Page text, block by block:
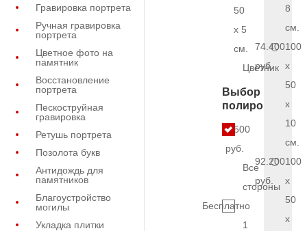
Гравировка портрета
Ручная гравировка
портрета
Цветное фото на
памятник
Восстановление
портрета
Пескоструйная
гравировка
Ретушь портрета
Позолота букв
Антидождь для
памятников
Благоустройство
могилы
Укладка плитки
50
x 5
см.
Цветник
Выбор
полировки
6.500
руб.
Все
стороны
Бесплатно
1
8
см.
74.400
руб.
100
x
50
x
10
см.
92.200
руб.
100
x
50
x